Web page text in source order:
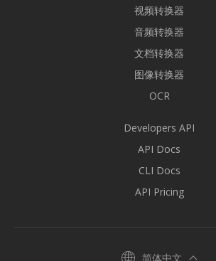
视频转换器
音频转换器
文档转换器
图像转换器
OCR
Developers API
API Docs
CLI Docs
API Pricing
简体中文